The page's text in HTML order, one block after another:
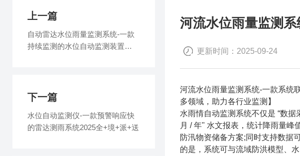
河流水位雨量监测
更新时间：2025-09-24
河流水位雨量监测系统-一款系统
多领域，助力各行业监测】
水雨情自动监测系统不仅是 “数
月 / 年" 水文报表，统计降雨量
防汛物资储备方案;同时支持数据
的是，系统可与流域防洪模型、
上一篇
自动雷达水位雨量监测系统-一款
持续监测的水位自动监测装置
下一篇
水位自动监测仪-一款预警响应快
的雷达测雨系统2025全+境+派+送